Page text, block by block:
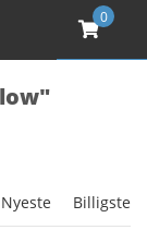
0
Nyeste Billigste